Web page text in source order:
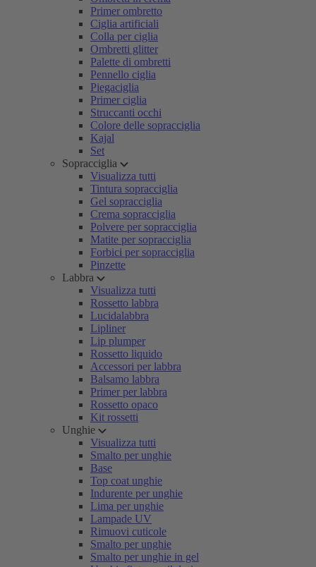
Primer ombretto
Ciglia artificiali
Colla per ciglia
Ombretti glitter
Palette di ombretti
Pennello ciglia
Piegaciglia
Primer ciglia
Struccanti occhi
Colore delle sopracciglia
Kajal
Set
Sopracciglia
Visualizza tutti
Tintura sopracciglia
Gel sopracciglia
Crema sopracciglia
Polvere per sopracciglia
Matite per sopracciglia
Forbici per sopracciglia
Pinzette
Labbra
Visualizza tutti
Rossetto labbra
Lucidalabbra
Lipliner
Lip plumper
Rossetto liquido
Accessori per labbra
Balsamo labbra
Primer per labbra
Rossetto opaco
Kit rossetti
Unghie
Visualizza tutti
Smalto per unghie
Base
Top coat unghie
Indurente per unghie
Lima per unghie
Lampade UV
Rimuovi cuticole
Smalto per unghie
Smalto per unghie in gel